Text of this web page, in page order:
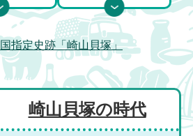
国指定史跡「崎山貝塚」
崎山貝塚の時代